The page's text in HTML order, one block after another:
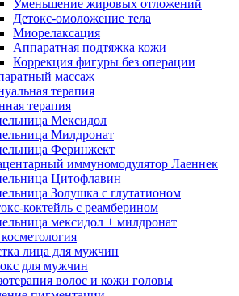
Уменьшение жировых отложений
Детокс-омоложение тела
Миорелаксация
Аппаратная подтяжка кожи
Коррекция фигуры без операции
массаж
терапия
терапия
Мексидол
Милдронат
Феринжект
иммуномодулятор Лаеннек
Цитофлавин
Золушка с глутатионом
коктейль с реамберином
мексидол + милдронат
лица для мужчин
для мужчин
волос и кожи головы